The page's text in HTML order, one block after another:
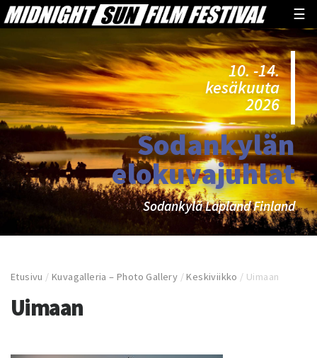
☰
10. -14.
kesäkuuta
2026
Sodankylän
elokuvajuhlat
Sodankylä Lapland Finland
Etusivu /Kuvagalleria – Photo Gallery /Keskiviikko / Uimaan
Uimaan